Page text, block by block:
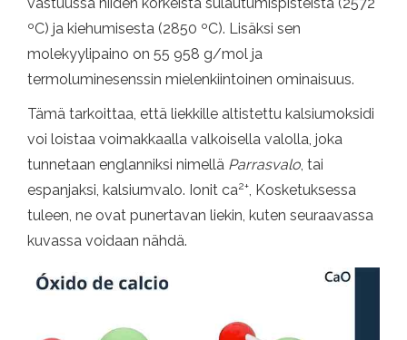
ºC) ja kiehumisesta (2850 ºC). Lisäksi sen
molekyylipaino on 55 958 g/mol ja
termoluminesenssin mielenkiintoinen ominaisuus.
Tämä tarkoittaa, että liekkille altistettu kalsiumoksidi
voi loistaa voimakkaalla valkoisella valolla, joka
tunnetaan englanniksi nimellä Parrasvalo , tai
espanjaksi, kalsiumvalo. Ionit ca2+ , Kosketuksessa
tuleen, ne ovat punertavan liekin, kuten seuraavassa
kuvassa voidaan nähdä.